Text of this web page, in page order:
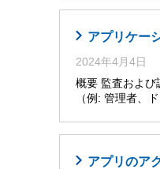
アプリケー
2024年4月4日
概要 監査および
（例: 管理者、
アプリのア